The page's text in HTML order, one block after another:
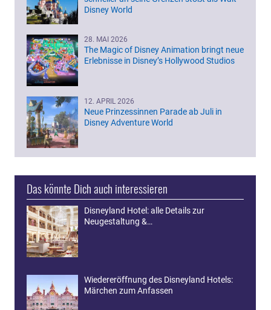
Disney World
28. MAI 2026
The Magic of Disney Animation bringt neue
Erlebnisse in Disney’s Hollywood Studios
12. APRIL 2026
Neue Prinzessinnen Parade ab Juli in
Disney Adventure World
Das könnte Dich auch interessieren
Disneyland Hotel: alle Details zur
Neugestaltung &…
Wiedereröffnung des Disneyland Hotels:
Märchen zum Anfassen